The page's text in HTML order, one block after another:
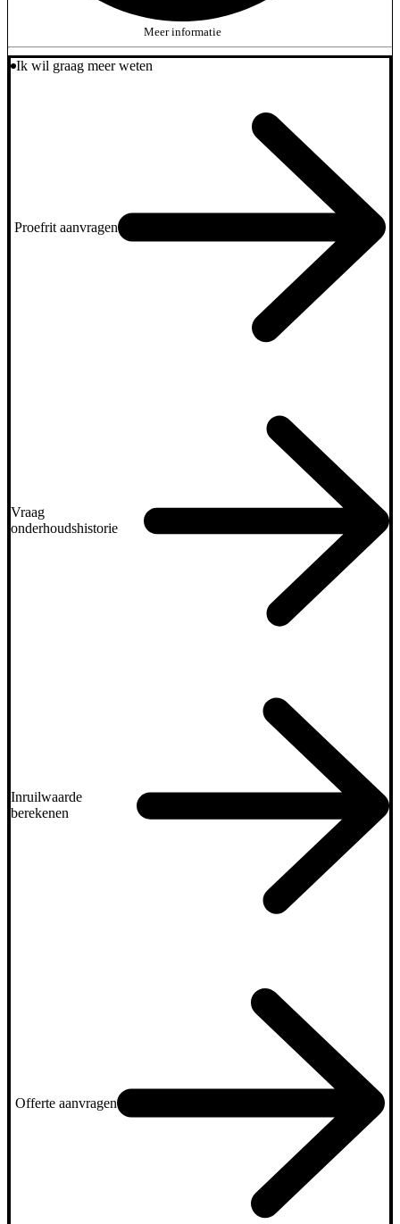
Meer informatie
Ik wil graag meer weten
Proefrit aanvragen
Vraag
onderhoudshistorie
Inruilwaarde
berekenen
Offerte aanvragen